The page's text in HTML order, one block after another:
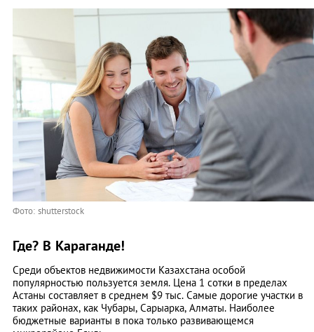
Фото: shutterstock
Где? В Караганде!
Среди объектов недвижимости Казахстана особой
популярностью пользуется земля. Цена 1 сотки в пределах
Астаны составляет в среднем $9 тыс. Самые дорогие участки в
таких районах, как Чубары, Сарыарка, Алматы. Наиболее
бюджетные варианты в пока только развивающемся